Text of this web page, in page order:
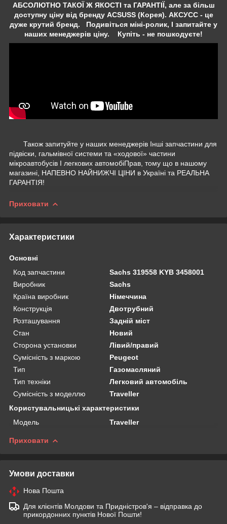
АБСОЛЮТНО ТАКОЇ Ж ЯКОСТІ та ГАРАНТІЇ, але за більш
доступну ціну від бренду ACSUSS (Корея). АКСУСС - це
дуже крутий бренд. Подивіться міні-ролик, І запитайте у
наших менеджерів ціну. Купіть - не пошкодуєте!
Також запитуйте у наших менеджерів Інші запчастини для
підвіски, гальмівної системи та «ходової» частини
мікроавтобусів І легкових автомобіПрав, тому що в нашому
магазині, НАПЕВНО НАЙНИЖЧІ ЦІНИ в Україні та РЕАЛЬНА
ГАРАНТІЯ!
Приховати
Характеристики
Основні
Код запчастини
Sachs 319558 KYB 3458001
Виробник
Sachs
Країна виробник
Німеччина
Конструкція
Двотрубний
Розташування
Задній міст
Стан
Новий
Сторона установки
Лівий/правий
Сумісність з маркою
Peugeot
Тип
Газомасляний
Тип техніки
Легковий автомобіль
Сумісність з моделлю
Traveller
Користувальницькі характеристики
Мoдель
Traveller
Приховати
Умови доставки
Нова Пошта
Для клієнтів Молдови та Придністров'я – відправка до
прикордонних пунктів Нової Пошти!